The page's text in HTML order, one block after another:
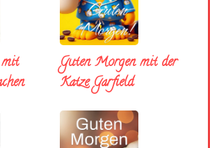
Guten Morgen mit der
Katze Garfield